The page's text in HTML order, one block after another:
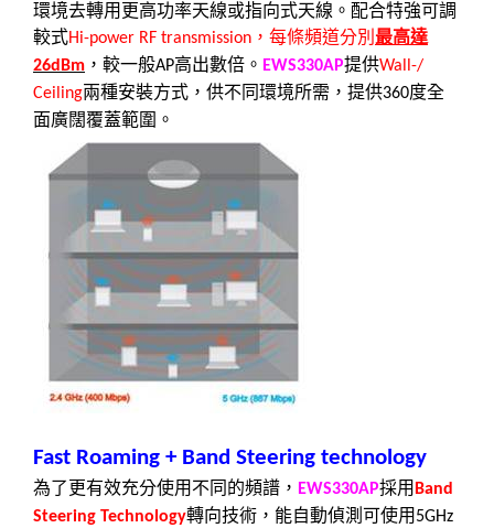
環境去轉用更高功率天線或指向式天線。配合特強可調
較式Hi-power RF transmission ，每條頻道分別 最高達
26dBm ，較一般AP高出數倍。 EWS330AP提供Wall-/
Ceiling兩種安裝方式，供不同環境所需，提供360度全
面廣闊覆蓋範圍。
Fast Roaming + Band Steering technology
為了更有效充分使用不同的頻譜， EWS330AP採用 Band
Steering Technology轉向技術，能自動偵測可使用 5GHz